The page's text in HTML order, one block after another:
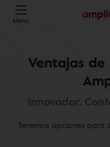
Menú
Ventajas
Tenemos opciones para